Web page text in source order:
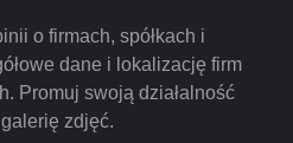
o firmach, spółkach i
dane i lokalizację firm
Promuj swoją działalność
zdjęć.